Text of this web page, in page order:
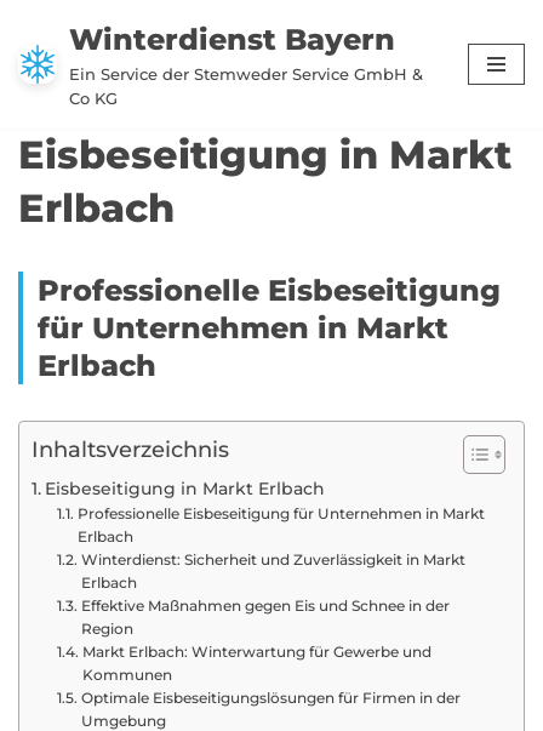
Zum
Inhalt
Winterdienst Bayern
Ein Service der Stemweder Service GmbH &
Co KG
Eisbeseitigung in Markt
Erlbach
Professionelle Eisbeseitigung
für Unternehmen in Markt
Erlbach
Inhaltsverzeichnis
Eisbeseitigung in Markt Erlbach
Professionelle Eisbeseitigung für Unternehmen in Markt
Erlbach
Winterdienst: Sicherheit und Zuverlässigkeit in Markt
Erlbach
Effektive Maßnahmen gegen Eis und Schnee in der
Region
Markt Erlbach: Winterwartung für Gewerbe und
Kommunen
Optimale Eisbeseitigungslösungen für Firmen in der
Umgebung